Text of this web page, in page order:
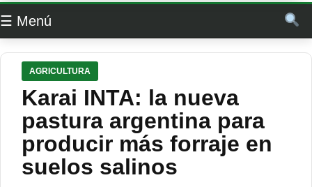
☰ Menú
AGRICULTURA
Karai INTA: la nueva
pastura argentina para
producir más forraje en
suelos salinos